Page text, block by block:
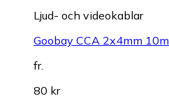
Ljud- och videokablar
Goobay CCA 2x4mm 10m
fr.
80 kr